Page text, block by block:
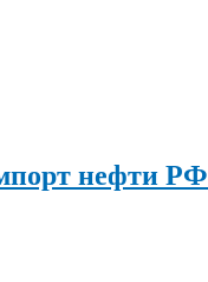
нефти РФ